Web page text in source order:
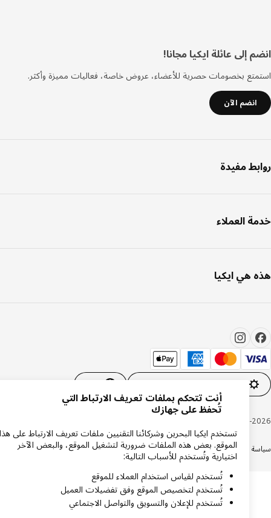
إلى عائلة ايكيا مجانا!
بخصومات حصرية للأعضاء، عروض خاصة، فعاليات مميزة وأكثر.
انضم الآن
مفيدة
العملاء
هي ايكيا
إعدادات ملفات تعريف الارتباط
Inter IKEA Systems B.V. 1999-
الخصوصيةسياسة الكوكيزالشروط والأحكام
أنت تتحكم بملفات تعريف الارتباط التي
تُحفظ على جهازك
تستخدم ايكيا البحرين وشركائنا التقنيين ملفات تعريف الارتباط على هذا
الموقع. بعض هذه الملفات ضرورية لتشغيل الموقع، والبعض الآخر
اختيارية وتُستخدم للأسباب التالية:
تُستخدم لقياس استخدام العملاء للموقع
تُستخدم لتخصيص الموقع وفق تفضيلات العميل
تُستخدم للإعلان والتسويق والتواصل الاجتماعي